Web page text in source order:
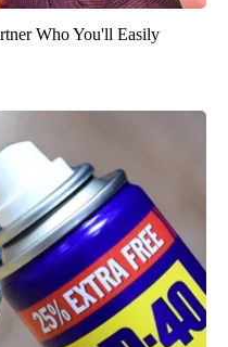
Who You'll Easily